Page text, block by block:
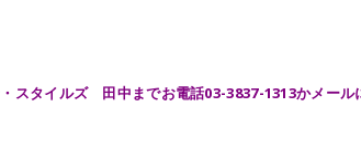
スタイルズ 田中までお電話03-3837-1313かメール